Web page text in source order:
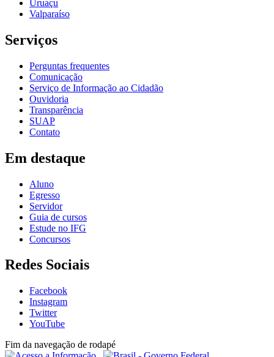
Uruaçu
Valparaíso
Serviços
Perguntas frequentes
Comunicação
Serviço de Informação ao Cidadão
Ouvidoria
Transparência
SUAP
Contato
Em destaque
Aluno
Egresso
Servidor
Guia de cursos
Estude no IFG
Concursos
Redes Sociais
Facebook
Instagram
Twitter
YouTube
Fim da navegação de rodapé